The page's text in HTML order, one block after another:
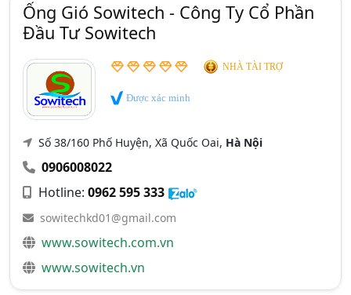
Ống Gió Sowitech - Công Ty Cổ Phần
Đầu Tư Sowitech
NHÀ TÀI TRỢ
Được xác minh
Số 38/160 Phố Huyện, Xã Quốc Oai, Hà Nội
0906008022
Hotline: 0962 595 333
sowitechkd01@gmail.com
www.sowitech.com.vn
www.sowitech.vn